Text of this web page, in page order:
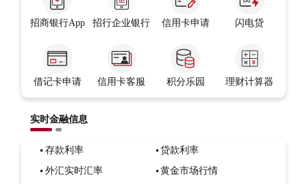
招商银行App 招行企业银行 信用卡申请 闪电贷
借记卡申请 信用卡客服 积分乐园 理财计算器
实时金融信息
存款利率
贷款利率
外汇实时汇率
黄金市场行情